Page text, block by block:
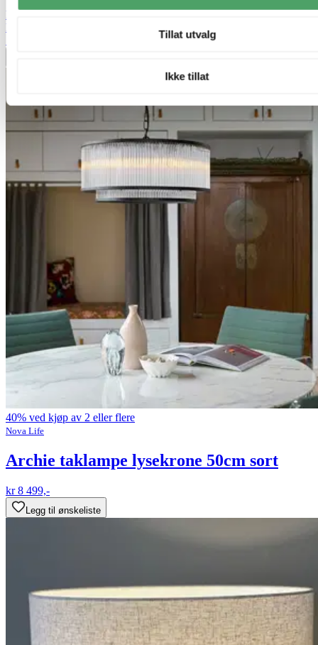
Tillat utvalg
Ikke tillat
kr 1 499,-
kr 2 999,-
40% ved kjøp av 2 eller flere
Nova Life
Archie taklampe lysekrone 50cm sort
kr 8 499,-
Legg til ønskeliste